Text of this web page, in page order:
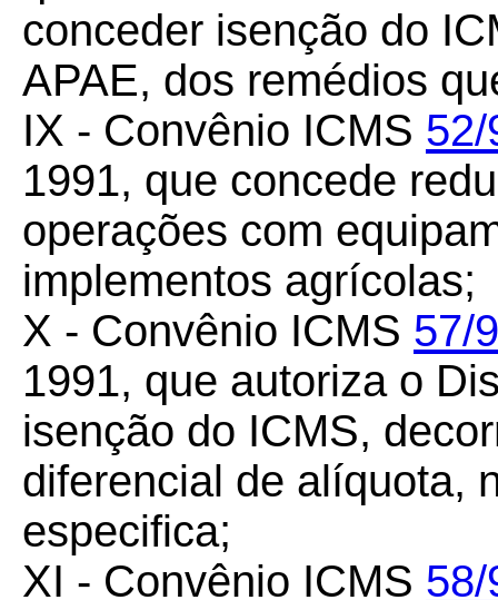
conceder isenção do
APAE, dos remédios
IX - Convênio ICMS 52/
1991, que concede
operações com
implementos agrícolas;
X - Convênio ICMS 57/
1991, que autoriza o
isenção do ICMS,
diferencial de alíquota,
especifica;
XI - Convênio ICMS 58/